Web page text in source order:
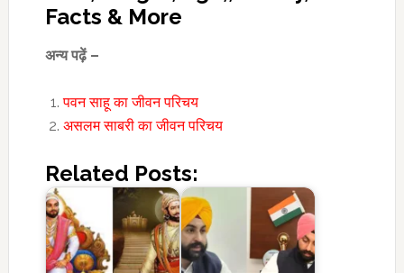
Facts & More
अन्य पढ़ें –
पवन साहू का जीवन परिचय
असलम साबरी का जीवन परिचय
Related Posts: